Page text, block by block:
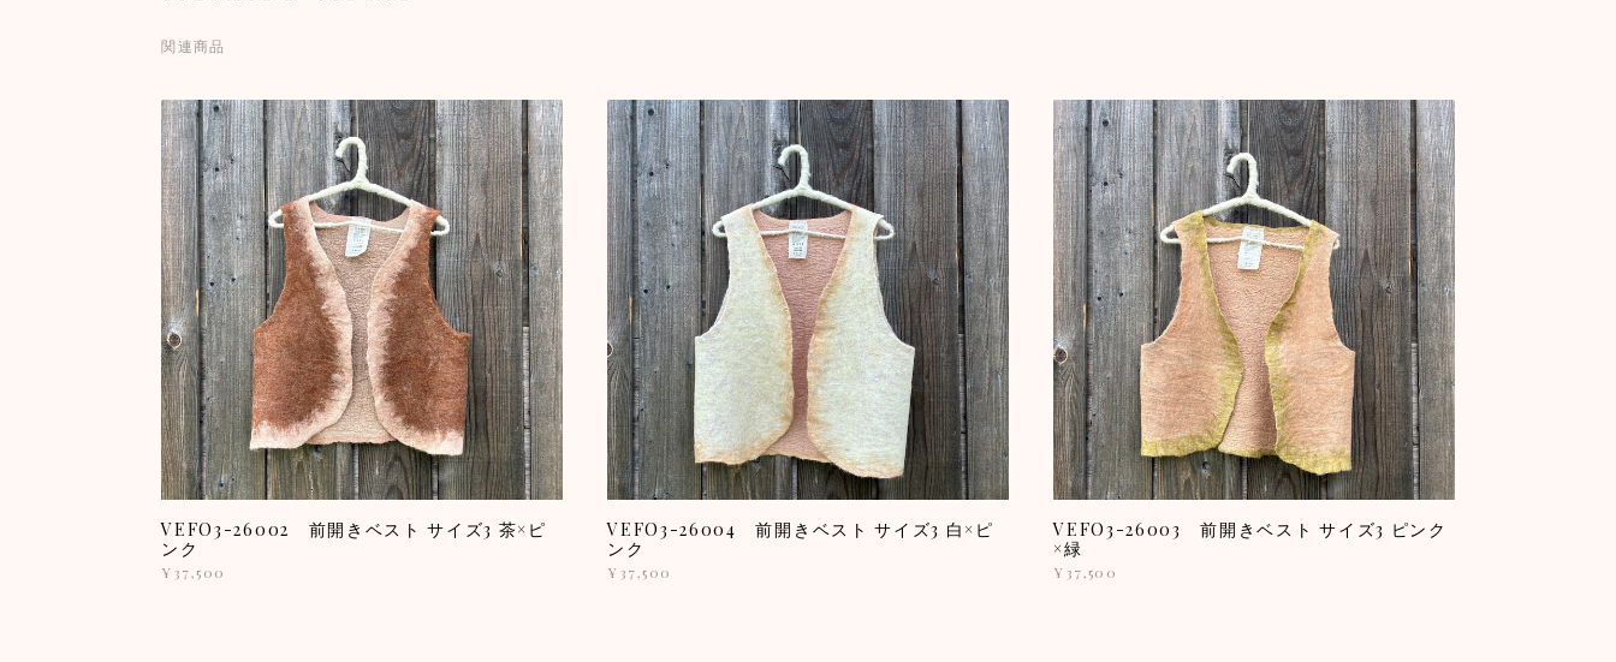
関連商品
VEFO3-26002 前開きベスト サイズ3 茶×ピ
ンク
¥37,500
VEFO3-26004 前開きベスト サイズ3 白×ピ
ンク
¥37,500
VEFO3-26003 前開きベスト サイズ3 ピンク
×緑
¥37,500